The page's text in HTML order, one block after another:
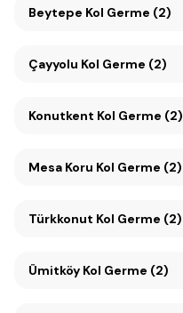
Beytepe Kol Germe (2)
Çayyolu Kol Germe (2)
Konutkent Kol Germe (2)
Mesa Koru Kol Germe (2)
Türkkonut Kol Germe (2)
Ümitköy Kol Germe (2)